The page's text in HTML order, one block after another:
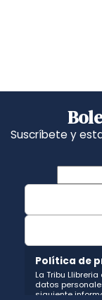
Suscríbete y
Política de
La Tribu
datos
siguiente